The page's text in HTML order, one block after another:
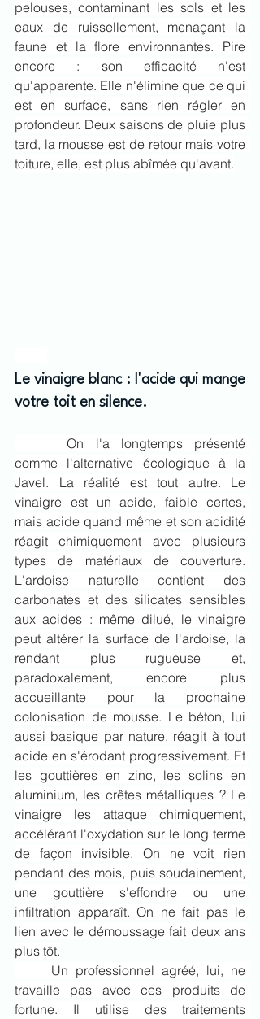
pelouses, contaminant les sols et les
eaux de ruissellement, menaçant la
faune et la flore environnantes. Pire
encore : son efficacité n'est
qu'apparente. Elle n'élimine que ce qui
est en surface, sans rien régler en
profondeur. Deux saisons de pluie plus
tard, la mousse est de retour mais votre
toiture, elle, est plus abîmée qu'avant.
Le vinaigre blanc : l'acide qui mange
votre toit en silence.
comme l'alternative écologique à la
Javel. La réalité est tout autre. Le
vinaigre est un acide, faible certes,
mais acide quand même et son acidité
réagit chimiquement avec plusieurs
types de matériaux de couverture.
L'ardoise naturelle contient des
carbonates et des silicates sensibles
aux acides : même dilué, le vinaigre
peut altérer la surface de l'ardoise, la
rendant plus rugueuse et,
paradoxalement, encore plus
accueillante pour la prochaine
colonisation de mousse. Le béton, lui
aussi basique par nature, réagit à tout
acide en s'érodant progressivement. Et
les gouttières en zinc, les solins en
aluminium, les crêtes métalliques ? Le
vinaigre les attaque chimiquement,
accélérant l'oxydation sur le long terme
de façon invisible. On ne voit rien
pendant des mois, puis soudainement,
une gouttière s'effondre ou une
infiltration apparaît. On ne fait pas le
lien avec le démoussage fait deux ans
plus tôt.
travaille pas avec ces produits de
fortune. Il utilise des traitements